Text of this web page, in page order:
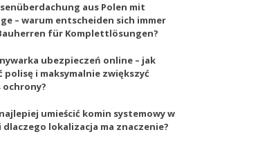
aus Polen mit
– warum entscheiden sich immer
für Komplettlösungen?
ubezpieczeń online – jak
polisę i maksymalnie zwiększyć
ochrony?
umieścić komin systemowy w
dlaczego lokalizacja ma znaczenie?